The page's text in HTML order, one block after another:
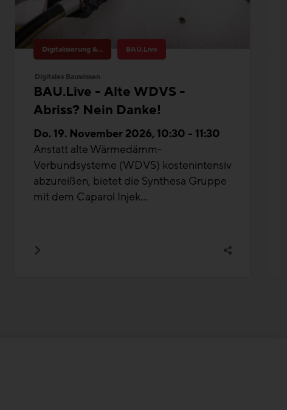
Digitalisierung & Innovation BAU.Live
Digitales Bauwissen
BAU.Live - Alte WDVS -
Abriss? Nein Danke!
Do. 19. November 2026, 10:30 - 11:30
Anstatt alte Wärmedämm-
Verbundsysteme (WDVS) kostenintensiv
abzureißen, bietet die Synthesa Gruppe
mit dem Caparol Injek...